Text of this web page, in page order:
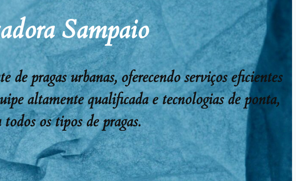
Sampaio
pragas urbanas, oferecendo serviços eficientes
altamente qualificada e tecnologias de ponta,
os tipos de pragas.